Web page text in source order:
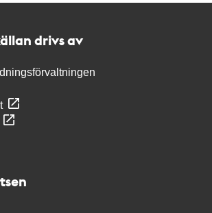
drivs av